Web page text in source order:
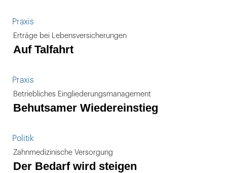
Praxis
Erträge bei Lebensversicherungen
Auf Talfahrt
Praxis
Betriebliches Eingliederungsmanagement
Behutsamer Wiedereinstieg
Politik
Zahnmedizinische Versorgung
Der Bedarf wird steigen